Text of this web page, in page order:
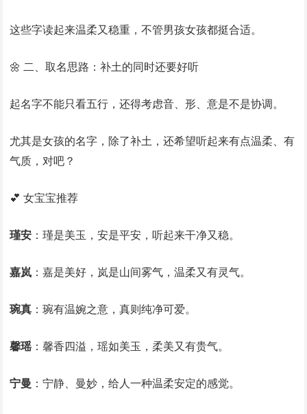
这些字读起来温柔又稳重，不管男孩女孩都挺合适。
🌼 二、取名思路：补土的同时还要好听
起名字不能只看五行，还得考虑音、形、意是不是协调。
尤其是女孩的名字，除了补土，还希望听起来有点温柔、有
气质，对吧？
💕 女宝宝推荐
瑾安 ：瑾是美玉，安是平安，听起来干净又稳。
嘉岚 ：嘉是美好，岚是山间雾气，温柔又有灵气。
琬真 ：琬有温婉之意，真则纯净可爱。
馨瑶 ：馨香四溢，瑶如美玉，柔美又有贵气。
宁曼 ：宁静、曼妙，给人一种温柔安定的感觉。